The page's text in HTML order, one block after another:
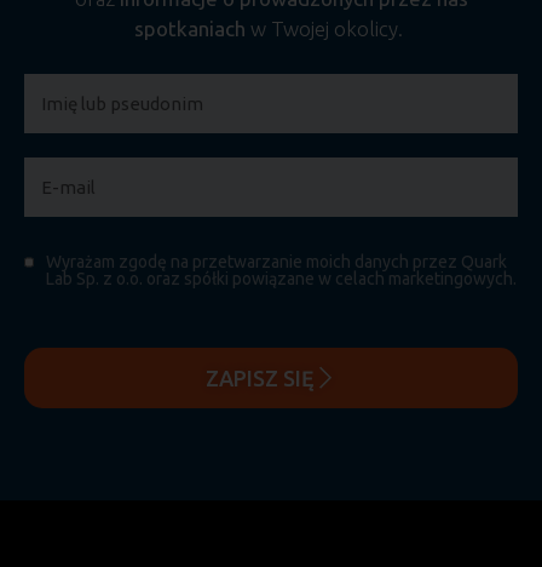
spotkaniach w Twojej okolicy.
Wyrażam zgodę na przetwarzanie moich danych przez Quark
Lab Sp. z o.o. oraz spółki powiązane w celach marketingowych.
ZAPISZ SIĘ